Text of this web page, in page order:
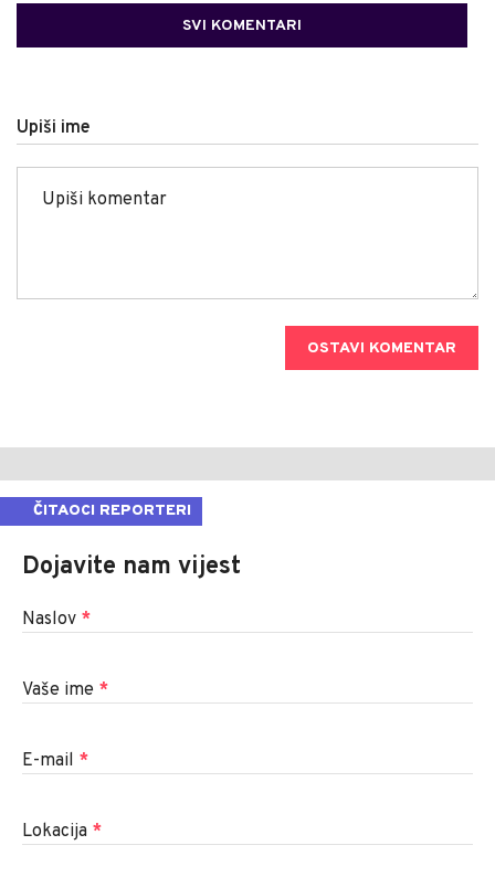
SVI KOMENTARI
Upiši ime
OSTAVI KOMENTAR
ČITAOCI REPORTERI
Dojavite nam vijest
Naslov *
Vaše ime *
E-mail *
Lokacija *